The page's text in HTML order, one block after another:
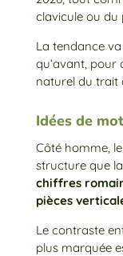
clavicule ou du
La tendance
qu’avant, pour
naturel du trait
Idées de
Côté homme,
structure que
chiffres
pièces
Le contraste
plus marquée